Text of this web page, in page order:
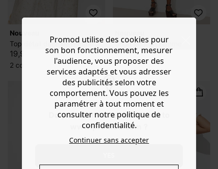
Do you want to be redirected to
www.promod.com ?
nouveau
Top détail dentelle Femme
19,99 €
2 couleurs
Short en jean Femme
25,99 €
3 couleurs
Promod utilise des cookies pour
son bon fonctionnement, mesurer
l'audience, vous proposer des
services adaptés et vous adresser
des publicités selon votre
comportement. Vous pouvez les
paramétrer à tout moment et
consulter notre politique de
confidentialité.
Continuer sans accepter